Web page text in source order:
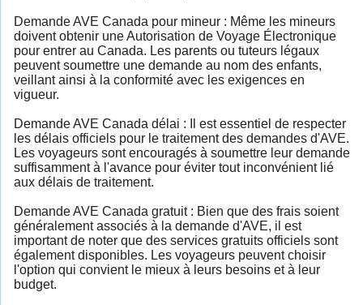
Demande AVE Canada pour mineur : Même les mineurs
doivent obtenir une Autorisation de Voyage Électronique
pour entrer au Canada. Les parents ou tuteurs légaux
peuvent soumettre une demande au nom des enfants,
veillant ainsi à la conformité avec les exigences en
vigueur.
Demande AVE Canada délai : Il est essentiel de respecter
les délais officiels pour le traitement des demandes d'AVE.
Les voyageurs sont encouragés à soumettre leur demande
suffisamment à l'avance pour éviter tout inconvénient lié
aux délais de traitement.
Demande AVE Canada gratuit : Bien que des frais soient
généralement associés à la demande d'AVE, il est
important de noter que des services gratuits officiels sont
également disponibles. Les voyageurs peuvent choisir
l'option qui convient le mieux à leurs besoins et à leur
budget.